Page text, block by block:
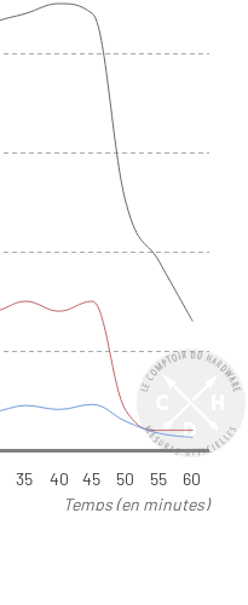
Temps (en minutes)
35 40 45 50 55 60